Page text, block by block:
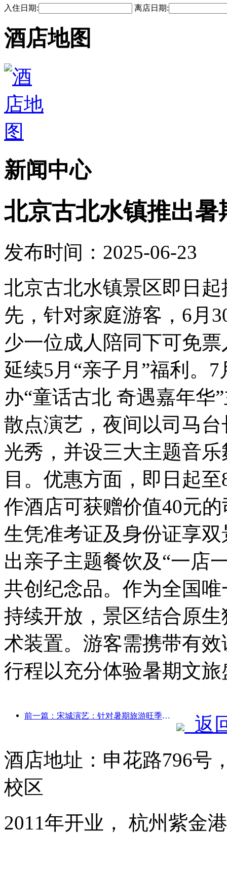
入住日期: 离店日期:
酒店地图
新闻中心
北京古北水镇推出暑
发布时间：2025-06-23
北京古北水镇景区即日
先，针对家庭游客，6月
少一位成人陪同下可免
延续5月“亲子月”福利。
办“童话古北 奇遇嘉年华
散点演艺，夜间以司马
光秀，并设三大主题音
目。优惠方面，即日起
作酒店可获赠价值40元
生凭准考证及身份证享
出亲子主题餐饮及“一店
共创纪念品。作为全国
持续开放，景区结合原
术装置。游客需携带有
行程以充分体验暑期文旅
前一篇：宋城演艺：针对暑期旅游旺季将做好市场和活动内容双端准备
返
酒店地址：申花路796号
校区
2011年开业， 杭州紫